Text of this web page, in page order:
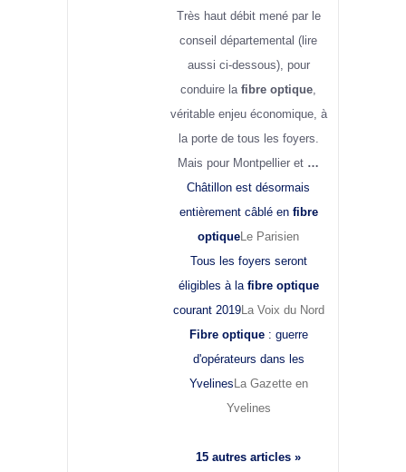
Très haut débit mené par le
conseil départemental (lire
aussi ci-dessous), pour
conduire la fibre optique,
véritable enjeu économique, à
la porte de tous les foyers.
Mais pour Montpellier et …
Châtillon est désormais
entièrement câblé en fibre
optiqueLe Parisien
Tous les foyers seront
éligibles à la fibre optique
courant 2019La Voix du Nord
Fibre optique: guerre
d'opérateurs dans les
Yvelines La Gazette en
Yvelines
15 autres articles »